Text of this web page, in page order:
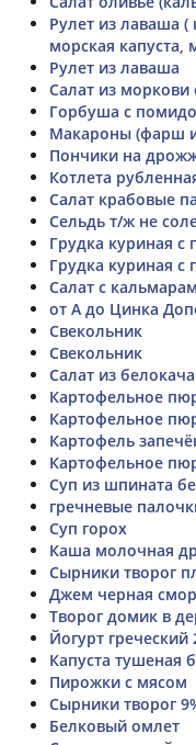
Рулет из лаваша
морская капуста,
Рулет из лаваша
Салат из
Горбуша с
Макароны (фарш
Пончики на
Котлета
Салат крабовые
Сельдь т/ж не
Грудка куриная
Грудка куриная
Салат с
от А до Цинка
Свекольник
Свекольник
Салат из
Картофельное
Картофельное
Картофель
Картофельное
Суп из шпината
гречневые
Суп горох
Каша молочная
Сырники творог
Джем черная
Творог домик в
Йогурт греческий
Капуста тушеная
Пирожки с мясом
Сырники творог
Белковый омлет